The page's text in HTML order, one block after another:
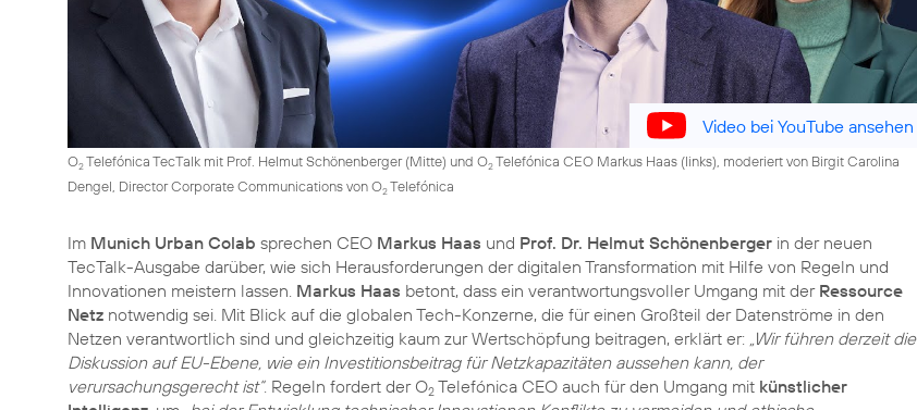
Video bei YouTube ansehen
O2Telefónica TecTalk mit Prof. Helmut Schönenberger (Mitte) und O2Telefónica CEO Markus Haas (links), moderiert von Birgit Carolina
Dengel, Director Corporate Communications von O2Telefónica
Im Munich Urban Colab sprechen CEO Markus Haas und Prof. Dr. Helmut Schönenberger in der neuen
TecTalk-Ausgabe darüber, wie sich Herausforderungen der digitalen Transformation mit Hilfe von Regeln und
Innovationen meistern lassen. Markus Haas betont, dass ein verantwortungsvoller Umgang mit der Ressource
Netz notwendig sei. Mit Blick auf die globalen Tech-Konzerne, die für einen Großteil der Datenströme in den
Netzen verantwortlich sind und gleichzeitig kaum zur Wertschöpfung beitragen, erklärt er: „Wir führen derzeit die
Diskussion auf EU-Ebene, wie ein Investitionsbeitrag für Netzkapazitäten aussehen kann, der
verursachungsgerecht ist“. Regeln fordert der O2 Telefónica CEO auch für den Umgang mit künstlicher